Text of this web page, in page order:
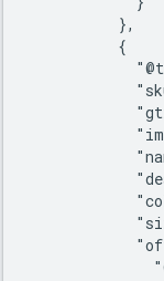
          },
          {